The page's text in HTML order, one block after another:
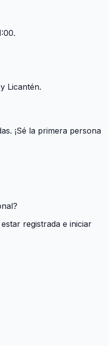
Licantén.
¡Sé la primera persona
registrada e iniciar